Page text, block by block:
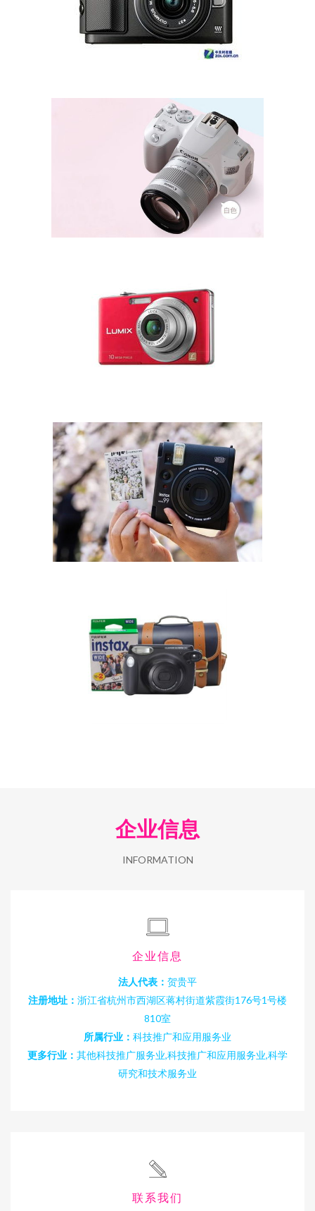
企业信息
INFORMATION
企业信息
法人代表： 贺贵平
注册地址： 浙江省杭州市西湖区蒋村街道紫霞街176号1号楼
810室
所属行业： 科技推广和应用服务业
更多行业： 其他科技推广服务业,科技推广和应用服务业,科学
研究和技术服务业
联系我们